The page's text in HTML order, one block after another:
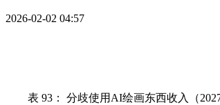
2026-02-02 04:57
表 93： 分歧使用AI绘画东西收入（